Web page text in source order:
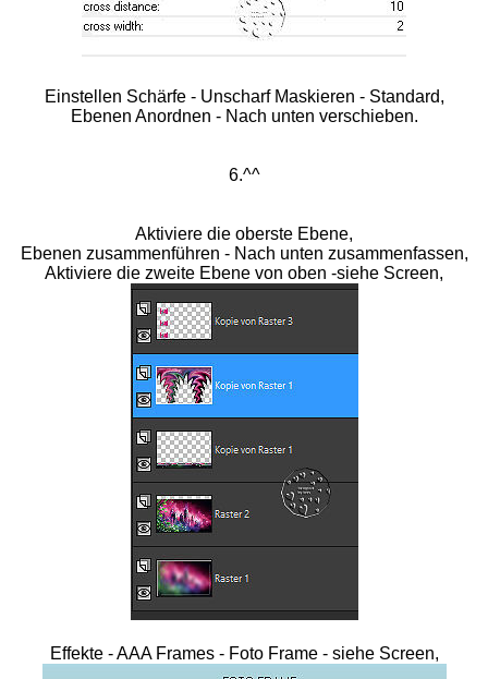
Einstellen Schärfe - Unscharf Maskieren - Standard,
Ebenen Anordnen - Nach unten verschieben.
6.^^
Aktiviere die oberste Ebene,
Ebenen zusammenführen - Nach unten zusammenfassen,
Aktiviere die zweite Ebene von oben -siehe Screen,
Effekte - AAA Frames - Foto Frame - siehe Screen,